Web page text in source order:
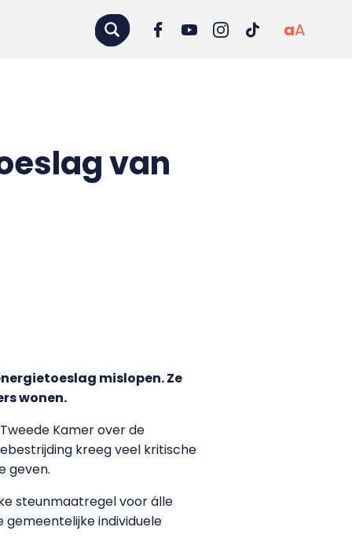
aA
van
mislopen. Ze
wonen.
Kamer over de
kreeg veel kritische
geven.
steunmaatregel voor álle
individuele